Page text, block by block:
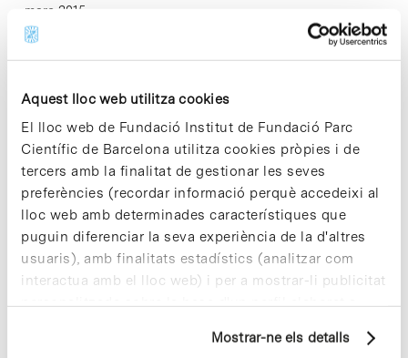
Aquest lloc web utilitza cookies
El lloc web de Fundació Institut de Fundació Parc
Científic de Barcelona utilitza cookies pròpies i de
tercers amb la finalitat de gestionar les seves
preferències (recordar informació perquè accedeixi al
lloc web amb determinades característiques que
puguin diferenciar la seva experiència de la d'altres
usuaris), amb finalitats estadístics (analitzar com
interactua amb el lloc web) i per a mostrar-li publicitat
personalitzada sobre la base d'un perfil elaborat a
pàgines visitades). Per a obtenir més informació sobre
Mostrar-ne els detalls
març 2015
febrer 2015
novembre 2014
octubre 2014
setembre 2014
juliol 2014
juny 2014
maig 2014
abril 2014